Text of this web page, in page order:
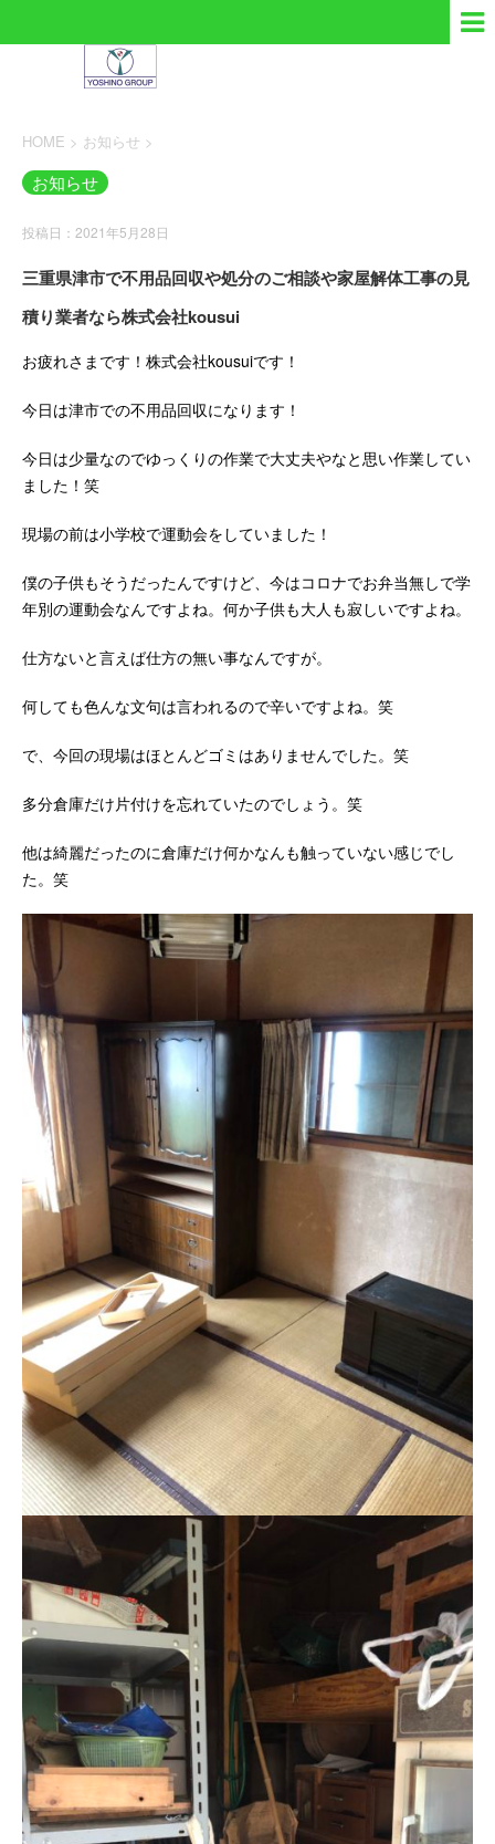
HOME > お知らせ >
お知らせ
投稿日：2021年5月28日
三重県津市で不用品回収や処分のご相談や家屋解体工事の見
積り業者なら株式会社kousui
お疲れさまです！株式会社kousuiです！
今日は津市での不用品回収になります！
今日は少量なのでゆっくりの作業で大丈夫やなと思い作業してい
ました！笑
現場の前は小学校で運動会をしていました！
僕の子供もそうだったんですけど、今はコロナでお弁当無しで学
年別の運動会なんですよね。何か子供も大人も寂しいですよね。
仕方ないと言えば仕方の無い事なんですが。
何しても色んな文句は言われるので辛いですよね。笑
で、今回の現場はほとんどゴミはありませんでした。笑
多分倉庫だけ片付けを忘れていたのでしょう。笑
他は綺麗だったのに倉庫だけ何かなんも触っていない感じでし
た。笑